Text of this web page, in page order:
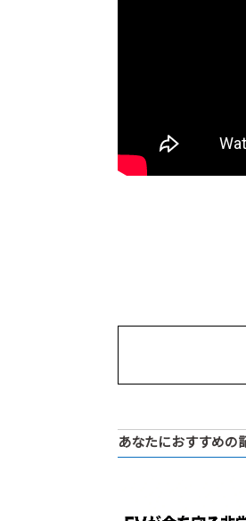
あなたにおすすめの